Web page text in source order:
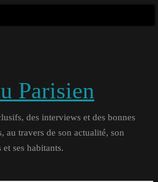
Parisien
des interviews et des bonnes
au travers de son actualité, son
ses habitants.